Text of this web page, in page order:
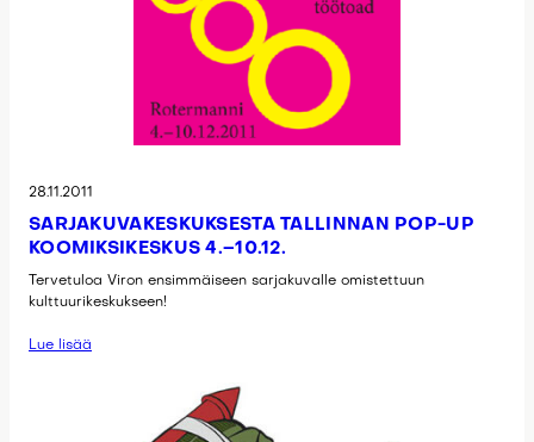
28.11.2011
SARJAKUVAKESKUKSESTA TALLINNAN POP-UP
KOOMIKSIKESKUS 4.–10.12.
Tervetuloa Viron ensimmäiseen sarjakuvalle omistettuun
kulttuurikeskukseen!
Lue lisää